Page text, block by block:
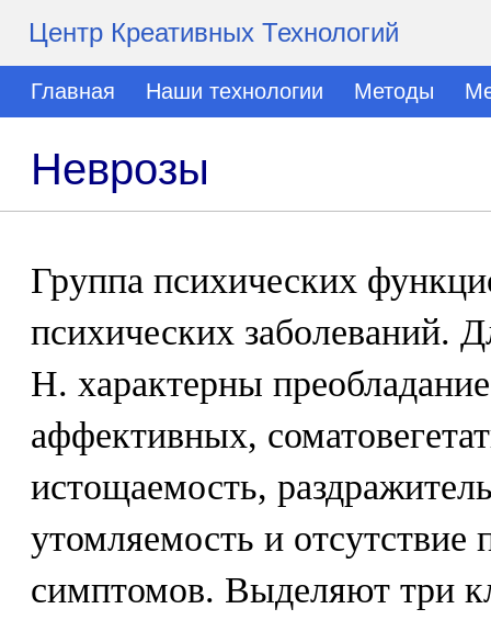
Центр Креативных Технологий
Главная Наши технологии Методы
Неврозы
Группа психических
психических заболеваний.
Н. характерны
аффективных,
истощаемость,
утомляемость и отсутствие
симптомов. Выделяют три